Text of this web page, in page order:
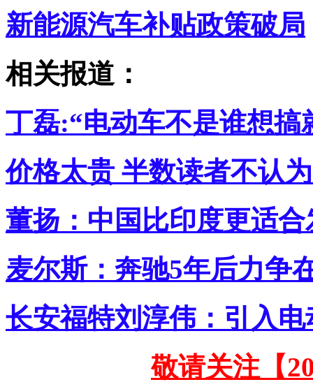
新能源汽车补贴政策破局
相关报道：
丁磊:“电动车不是谁想搞
价格太贵 半数读者不认
董扬：中国比印度更适
麦尔斯：奔驰5年后力争
长安福特刘淳伟：引入
敬请关注【